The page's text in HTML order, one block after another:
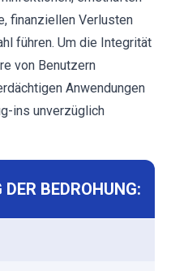
finanziellen Verlusten
führen. Um die Integrität
von Benutzern
Anwendungen
ins unverzüglich
BEDROHUNG: